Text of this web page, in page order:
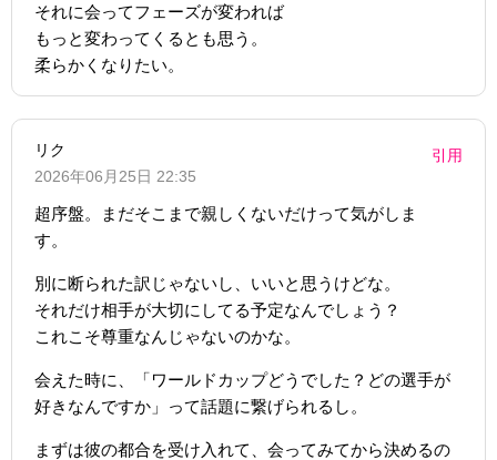
それに会ってフェーズが変われば
もっと変わってくるとも思う。
柔らかくなりたい。
リク
2026年06月25日 22:35
引用
超序盤。まだそこまで親しくないだけって気がしま
す。
別に断られた訳じゃないし、いいと思うけどな。
それだけ相手が大切にしてる予定なんでしょう？
これこそ尊重なんじゃないのかな。
会えた時に、「ワールドカップどうでした？どの選手が
好きなんですか」って話題に繋げられるし。
まずは彼の都合を受け入れて、会ってみてから決めるの